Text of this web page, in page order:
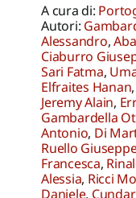
A cura di:
Autori:
Alessandro,
Ciaburro
Sari Fatma,
Elfraites Hanan,
Jeremy Alain,
Gambardella
Antonio, Di
Ruello
Francesca,
Alessia, Ricci
Daniele,